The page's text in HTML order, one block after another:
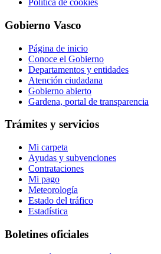
Política de cookies
Gobierno Vasco
Página de inicio
Conoce el Gobierno
Departamentos y entidades
Atención ciudadana
Gobierno abierto
Gardena, portal de transparencia
Trámites y servicios
Mi carpeta
Ayudas y subvenciones
Contrataciones
Mi pago
Meteorología
Estado del tráfico
Estadística
Boletines oficiales